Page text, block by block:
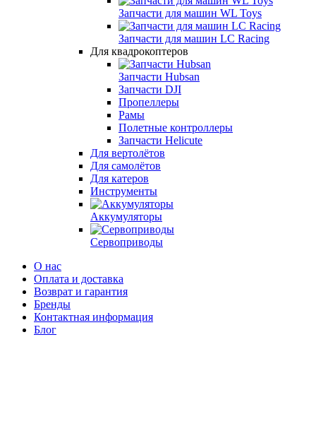
Запчасти для машин WL Toys
Запчасти для машин LC Racing
Для квадрокоптеров
Запчасти Hubsan
Запчасти DJI
Пропеллеры
Рамы
Полетные контроллеры
Запчасти Helicute
Для вертолётов
Для самолётов
Для катеров
Инструменты
Аккумуляторы
Сервоприводы
О нас
Оплата и доставка
Возврат и гарантия
Бренды
Контактная информация
Блог